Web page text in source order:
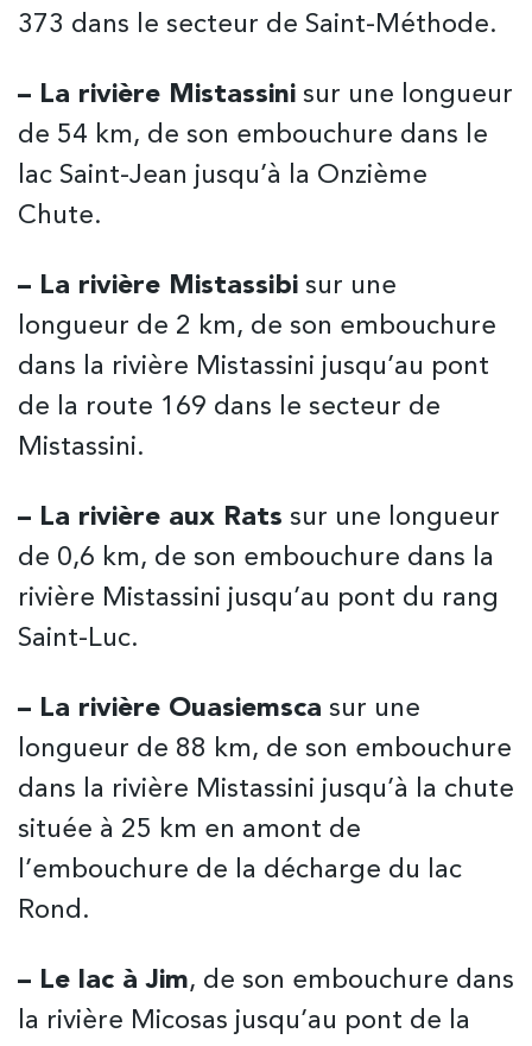
373 dans le secteur de Saint-Méthode.
– La rivière Mistassini sur une longueur
de 54 km, de son embouchure dans le
lac Saint-Jean jusqu’à la Onzième
Chute.
– La rivière Mistassibi sur une
longueur de 2 km, de son embouchure
dans la rivière Mistassini jusqu’au pont
de la route 169 dans le secteur de
Mistassini.
– La rivière aux Rats sur une longueur
de 0,6 km, de son embouchure dans la
rivière Mistassini jusqu’au pont du rang
Saint-Luc.
– La rivière Ouasiemsca sur une
longueur de 88 km, de son embouchure
dans la rivière Mistassini jusqu’à la chute
située à 25 km en amont de
l’embouchure de la décharge du lac
Rond.
– Le lac à Jim, de son embouchure dans
la rivière Micosas jusqu’au pont de la
RECHERCHE